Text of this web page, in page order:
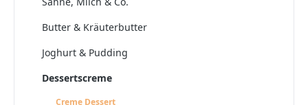
Butter & Kräuterbutter
Joghurt & Pudding
Dessertscreme
Creme Dessert